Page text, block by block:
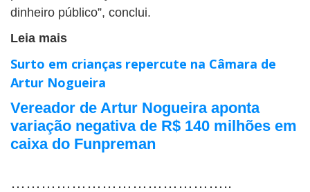
dinheiro público”, conclui.
Leia mais
Surto em crianças repercute na Câmara de
Artur Nogueira
Vereador de Artur Nogueira aponta
variação negativa de R$ 140 milhões em
caixa do Funpreman
……………………………………..